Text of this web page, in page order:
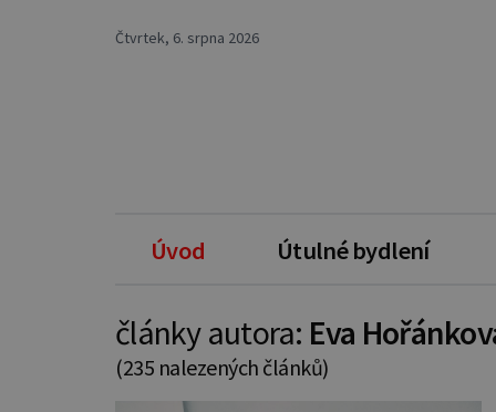
Čtvrtek, 6. srpna 2026
Úvod Útulné bydlení
články autora: Eva
(235 nalezených článků)